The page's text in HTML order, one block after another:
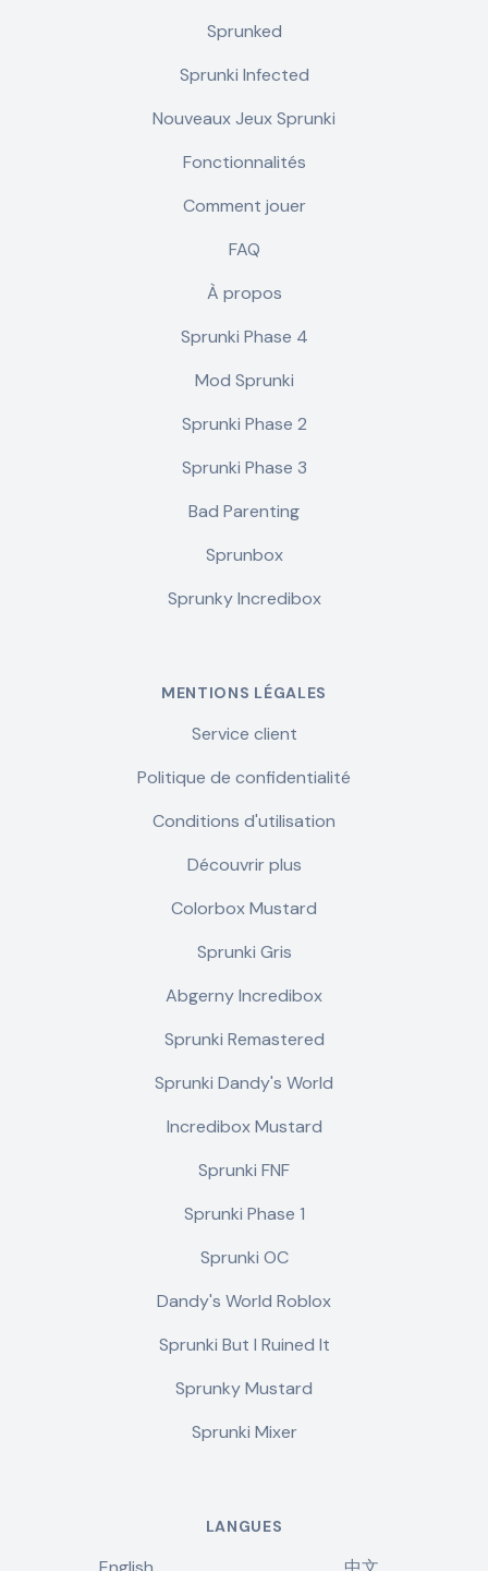
Sprunked
Sprunki Infected
Nouveaux Jeux Sprunki
Fonctionnalités
Comment jouer
FAQ
À propos
Sprunki Phase 4
Mod Sprunki
Sprunki Phase 2
Sprunki Phase 3
Bad Parenting
Sprunbox
Sprunky Incredibox
MENTIONS LÉGALES
Service client
Politique de confidentialité
Conditions d'utilisation
Découvrir plus
Colorbox Mustard
Sprunki Gris
Abgerny Incredibox
Sprunki Remastered
Sprunki Dandy's World
Incredibox Mustard
Sprunki FNF
Sprunki Phase 1
Sprunki OC
Dandy's World Roblox
Sprunki But I Ruined It
Sprunky Mustard
Sprunki Mixer
LANGUES